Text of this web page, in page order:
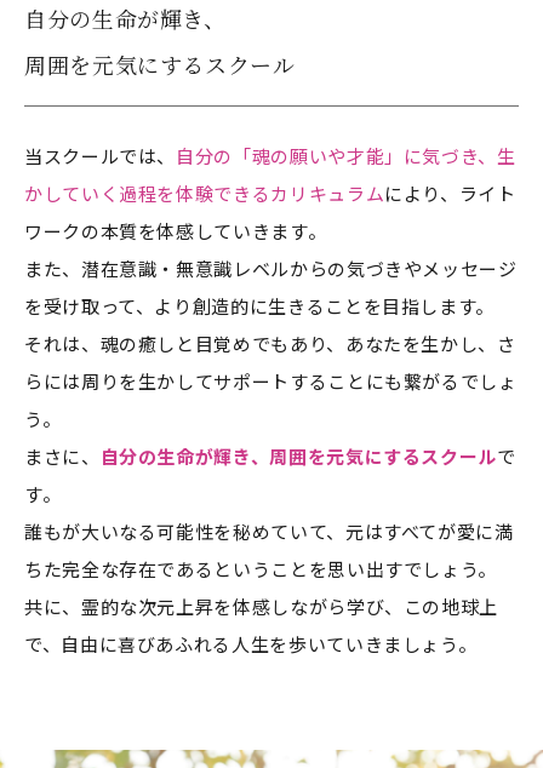
自分の生命が輝き、
周囲を元気にするスクール
当スクールでは、 自分の「魂の願いや才能」に気づき、生
かしていく過程を体験できるカリキュラムにより、ライト
ワークの本質を体感していきます。
また、潜在意識・無意識レベルからの気づきやメッセージ
を受け取って、より創造的に生きることを目指します。
それは、魂の癒しと目覚めでもあり、あなたを生かし、さ
らには周りを生かしてサポートすることにも繋がるでしょ
う。
まさに、
自分の生命が輝き、周囲を元気にするスクールで
す。
誰もが大いなる可能性を秘めていて、元はすべてが愛に満
ちた完全な存在であるということを思い出すでしょう。
共に、霊的な次元上昇を体感しながら学び、この地球上
で、自由に喜びあふれる人生を歩いていきましょう。